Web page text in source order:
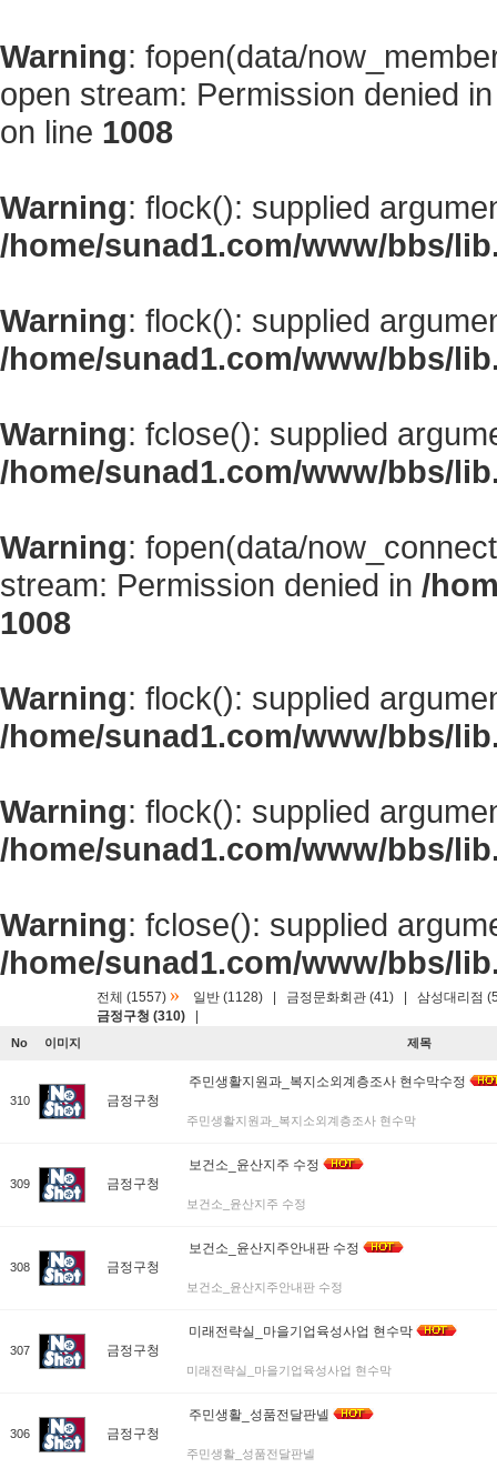
Warning: fopen(data/
open stream: Permission denied
on line 1008
Warning: flock(): supplied
/home/sunad1.com/www/bbs/
Warning: flock(): supplied
/home/sunad1.com/www/bbs/
Warning: fclose(): supplied
/home/sunad1.com/www/bbs/
Warning: fopen(data/
stream: Permission denied in /
1008
Warning: flock(): supplied
/home/sunad1.com/www/bbs/
Warning: flock(): supplied
/home/sunad1.com/www/bbs/
Warning: fclose(): supplied
/home/sunad1.com/www/bbs/
전체 (1557) » 일반 (1128) 금정문화회관 (41)
삼성대리점
금정구청 (310)
No 이미지 제목
310 금정구청
주민생활지원과_복지소외계층조사 현수막수정
주민생활지원과_복지소외계층조사 현수막
309 금정구청
보건소_윤산지주 수정
보건소_윤산지주 수정
308 금정구청
보건소_윤산지주안내판 수정
보건소_윤산지주안내판 수정
307 금정구청
미래전략실_마을기업육성사업 현수막
미래전략실_마을기업육성사업 현수막
306 금정구청
주민생활_성품전달판넬
주민생활_성품전달판넬